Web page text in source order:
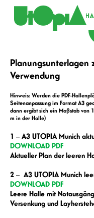
Planungsunterlagen
Verwendung
Hinweis: Werden die PDF-
Seitenanpassung im Format A3
dann ergibt sich ein Maßstab von
m in der Halle)
1 – A3 UTOPIA Munich
DOWNLOAD PDF
Aktueller Plan der leeren
2 – A3 UTOPIA Munich
DOWNLOAD PDF
Leere Halle mit
Versenkung und